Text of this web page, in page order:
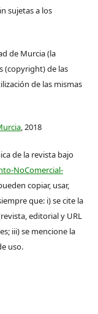
sujetas a los
de Murcia (la
(copyright) de las
de las mismas
, 2018
de la revista bajo
NoComercial-
copiar, usar,
que: i) se cite la
editorial y URL
iii) se mencione la
uso.